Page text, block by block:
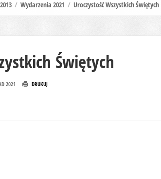
/ Wydarzenia 2021 / Uroczystość Wszystkich Świętych
Świętych
2021 DRUKUJ